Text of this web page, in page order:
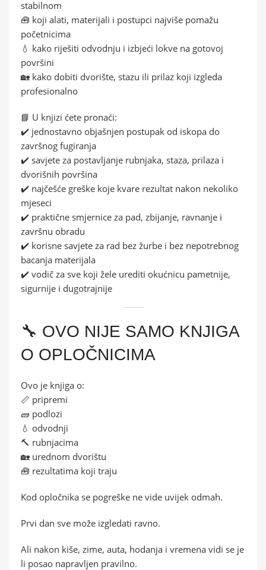
stabilnom
🧰 koji alati, materijali i postupci najviše pomažu
početnicima
💧 kako riješiti odvodnju i izbjeći lokve na gotovoj
površini
🏡 kako dobiti dvorište, stazu ili prilaz koji izgleda
profesionalno
📘 U knjizi ćete pronaći:
✔️ jednostavno objašnjen postupak od iskopa do
završnog fugiranja
✔️ savjete za postavljanje rubnjaka, staza, prilaza i
dvorišnih površina
✔️ najčešće greške koje kvare rezultat nakon nekoliko
mjeseci
✔️ praktične smjernice za pad, zbijanje, ravnanje i
završnu obradu
✔️ korisne savjete za rad bez žurbe i bez nepotrebnog
bacanja materijala
✔️ vodič za sve koji žele urediti okućnicu pametnije,
sigurnije i dugotrajnije
🔧 OVO NIJE SAMO KNJIGA
O OPLOČNICIMA
Ovo je knjiga o:
📏 pripremi
🧱 podlozi
💧 odvodnji
🔨 rubnjacima
🏡 urednom dvorištu
🧰 rezultatima koji traju
Kod opločnika se pogreške ne vide uvijek odmah.
Prvi dan sve može izgledati ravno.
Ali nakon kiše, zime, auta, hodanja i vremena vidi se je
li posao napravljen pravilno.